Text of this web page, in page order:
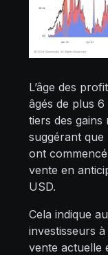
L’âge des
âgés de plus
tiers des gains
suggérant que
ont
vente en
USD.
Cela indique
investisseurs
vente actuelle